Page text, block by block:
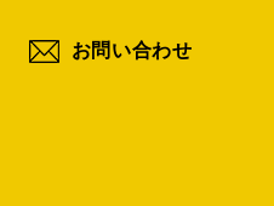
お問い合わせ